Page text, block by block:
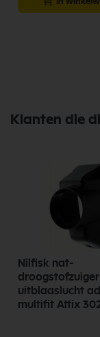
Klanten die
Nilfisk nat-
droogstofzuiger
uitblaaslucht
multifit Attix